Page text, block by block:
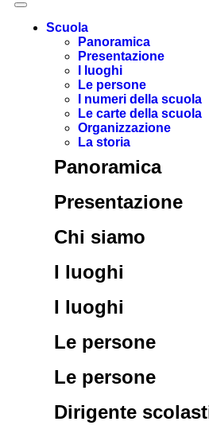
Scuola
Panoramica
Presentazione
I luoghi
Le persone
I numeri della scuola
Le carte della scuola
Organizzazione
La storia
Panoramica
Presentazione
Chi siamo
I luoghi
I luoghi
Le persone
Le persone
Dirigente